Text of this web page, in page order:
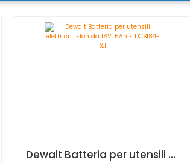
Dewalt Batteria per utensili elettrici Li-Ion da 18V, 5Ah - DCB184-XJ